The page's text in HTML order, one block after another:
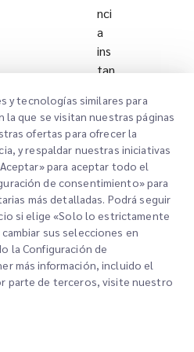
nci
a
ins
tan
ea
a
tra
vé
s
de
nu
est
ros
ser
y tecnologías similares para
la que se visitan nuestras páginas
ofertas para ofrecer la
y respaldar nuestras iniciativas
para aceptar todo el
de consentimiento» para
más detalladas. Podrá seguir
si elige «Solo lo estrictamente
sus selecciones en
la Configuración de
más información, incluido el
parte de terceros, visite nuestro